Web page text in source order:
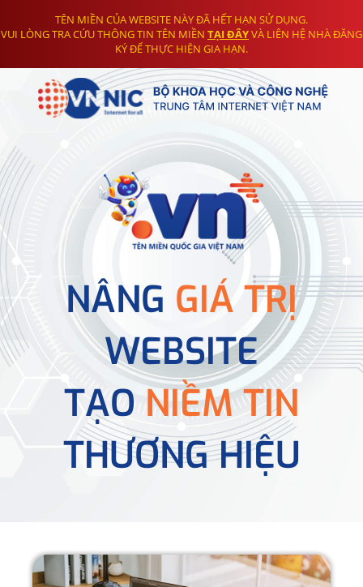
TÊN MIỀN CỦA WEBSITE NÀY ĐÃ HẾT HẠN SỬ DỤNG.
VUI LÒNG TRA CỨU THÔNG TIN TÊN MIỀN TẠI ĐÂYVÀ LIÊN HỆ NHÀ ĐĂNG
KÝ ĐỂ THỰC HIỆN GIA HẠN.
NÂNG GIÁ TRỊ
WEBSITE
TẠONIỀM TIN
THƯƠNG HIỆU